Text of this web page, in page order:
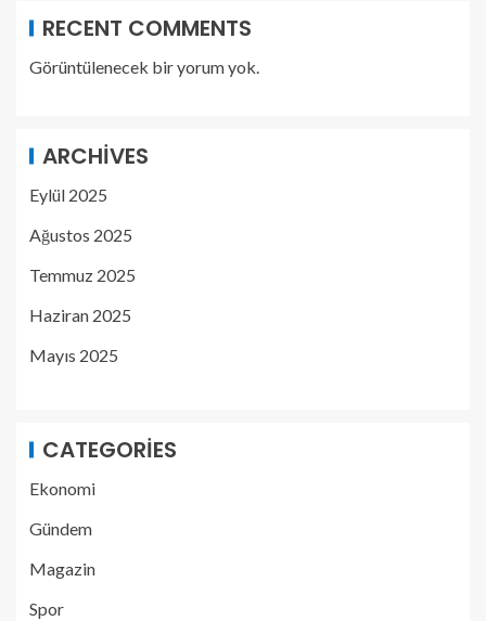
RECENT COMMENTS
Görüntülenecek bir yorum yok.
ARCHIVES
Eylül 2025
Ağustos 2025
Temmuz 2025
Haziran 2025
Mayıs 2025
CATEGORIES
Ekonomi
Gündem
Magazin
Spor